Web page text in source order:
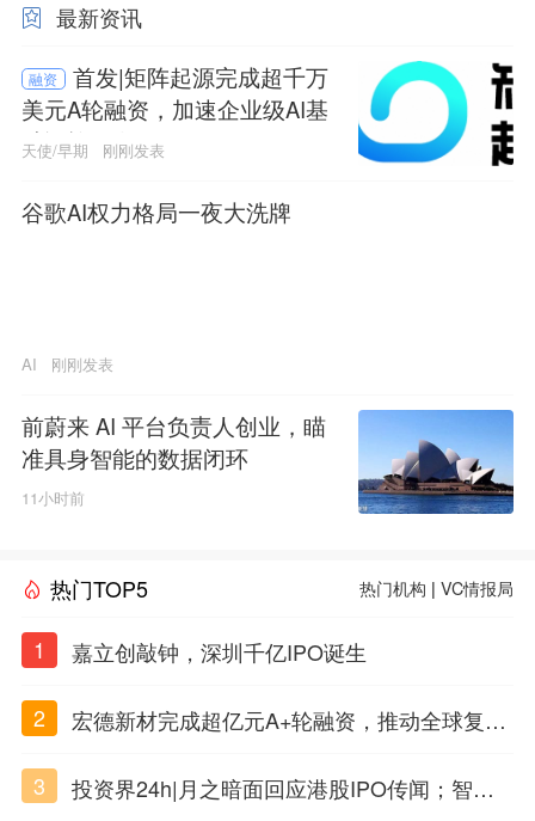
最新资讯
融资
首发|矩阵起源完成超千万
美元A轮融资，加速企业级AI基
础设施研发
天使/早期 刚刚发表
谷歌AI权力格局一夜大洗牌
AI 刚刚发表
前蔚来 AI 平台负责人创业，瞄
准具身智能的数据闭环
11小时前
热门TOP5 热门机构 |VC情报局
1 嘉立创敲钟，深圳千亿IPO诞生
2
宏德新材完成超亿元A+轮融资，推动全球复合
3
投资界24h|月之暗面回应港股IPO传闻；智元